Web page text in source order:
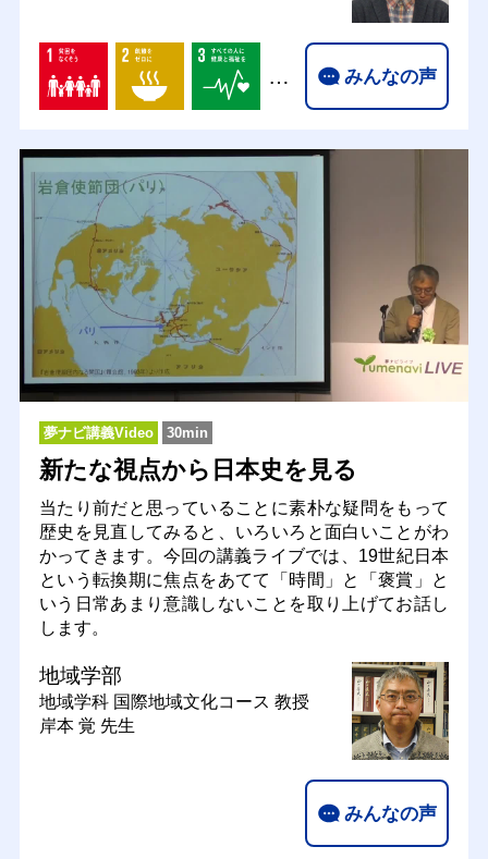
… みんなの声
夢ナビ講義Video 30min
新たな視点から日本史を見る
当たり前だと思っていることに素朴な疑問をもって
歴史を見直してみると、いろいろと面白いことがわ
かってきます。今回の講義ライブでは、19世紀日本
という転換期に焦点をあてて「時間」と「褒賞」と
いう日常あまり意識しないことを取り上げてお話し
します。
地域学部
地域学科 国際地域文化コース 教授
岸本 覚 先生
みんなの声